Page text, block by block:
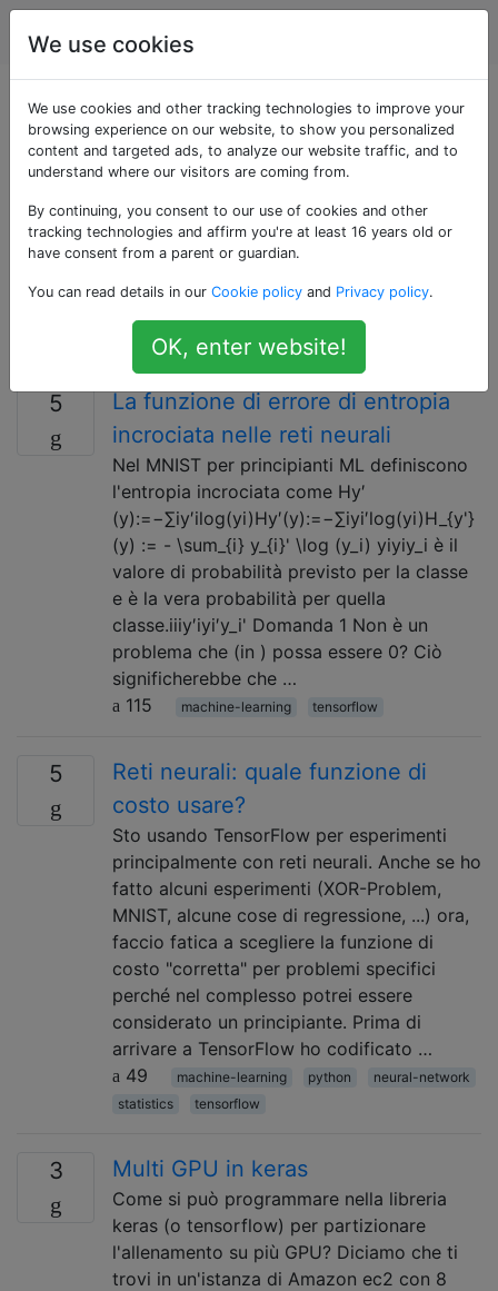
Scienza dei dati
Domande taggate
«tensorflow»
TensorFlow è una libreria open source per
l'apprendimento automatico e l'intelligenza artificiale.
tensori che scorrono lungo i bordi. Per i dettagli,
consultare https://www.tensorflow.org. TensorFlow è
rilasciato con una licenza Apache 2.0.
5
La funzione di errore di entropia
incrociata nelle reti neurali
Nel MNIST per principianti ML definiscono
l'entropia incrociata come Hy′
(y):=−∑iy′ilog(yi)Hy′(y):=−∑iyi′log⁡(yi)H_{y'}
(y) := - \sum_{i} y_{i}' \log (y_i) yiyiy_i è il
valore di probabilità previsto per la classe
e è la vera probabilità per quella
classe.iiiy′iyi′y_i' Domanda 1 Non è un
problema che (in ) possa essere 0? Ciò
significherebbe che …
115
machine-learning tensorflow
5
Reti neurali: quale funzione di
costo usare?
Sto usando TensorFlow per esperimenti
principalmente con reti neurali. Anche se ho
fatto alcuni esperimenti (XOR-Problem,
MNIST, alcune cose di regressione, ...) ora,
faccio fatica a scegliere la funzione di
costo "corretta" per problemi specifici
perché nel complesso potrei essere
considerato un principiante. Prima di
arrivare a TensorFlow ho codificato …
49
machine-learning python
neural-network
statistics
tensorflow
3 Multi GPU in keras
Come si può programmare nella libreria
keras (o tensorflow) per partizionare
l'allenamento su più GPU? Diciamo che ti
trovi in ​​un'istanza di Amazon ec2 con 8
We use cookies
We use cookies and other tracking technologies to improve your
browsing experience on our website, to show you personalized
content and targeted ads, to analyze our website traffic, and to
understand where our visitors are coming from.
By continuing, you consent to our use of cookies and other
tracking technologies and affirm you're at least 16 years old or
have consent from a parent or guardian.
You can read details in our Cookie policy and Privacy policy.
OK, enter website!